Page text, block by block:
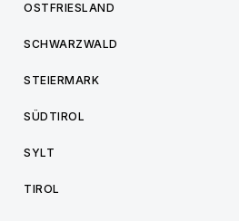
OSTFRIESLAND
SCHWARZWALD
STEIERMARK
SÜDTIROL
SYLT
TIROL